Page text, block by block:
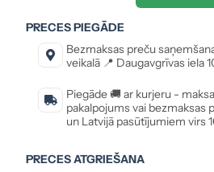
PRECES PIEGĀDE
Bezmaksas preču
veikalā 📍 Daugavgrīvas iela
Piegāde 🚚 ar kurjeru -
pakalpojums vai bezmaksas
un Latvijā pasūtījumiem virs
PRECES ATGRIEŠANA